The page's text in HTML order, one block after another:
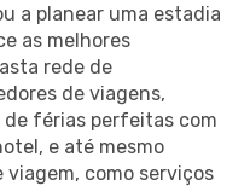
a planear uma estadia
as melhores
rede de
de viagens,
férias perfeitas com
e até mesmo
como serviços